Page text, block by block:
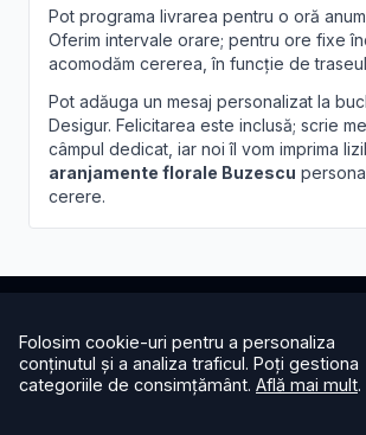
Pot programa livrarea pentru o oră
Oferim intervale orare; pentru ore fixe
acomodăm cererea, în funcție de
Pot adăuga un mesaj personalizat la
Desigur. Felicitarea este inclusă; scrie
câmpul dedicat, iar noi îl vom imprima
aranjamente florale Buzescu
cerere.
Brandusa.ro
Buchete cu emoție, aranjamente cu
online flori cu livrare în aceeași zi în
Folosim cookie-uri pentru a personaliza
conținutul și a analiza traficul. Poți gestiona
categoriile de consimțământ. Află mai mult.